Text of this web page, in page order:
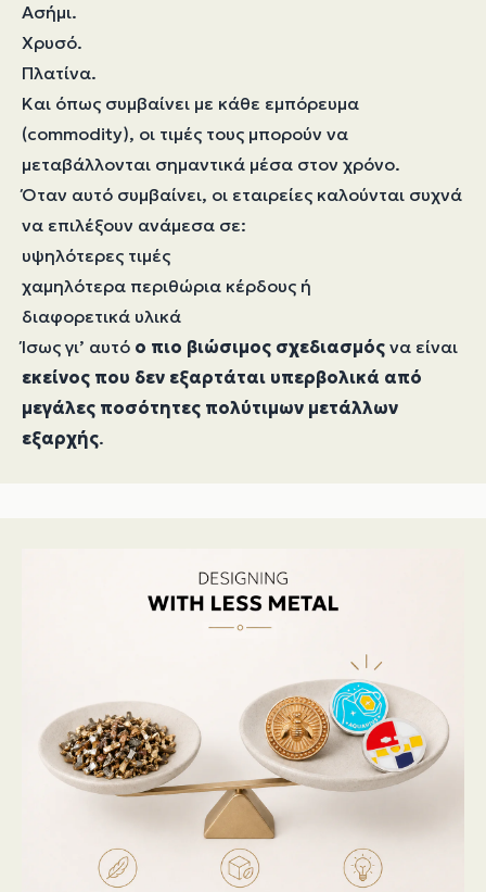
Ασήμι.
Χρυσό.
Πλατίνα.
Και όπως συμβαίνει με κάθε εμπόρευμα
(commodity), οι τιμές τους μπορούν να
μεταβάλλονται σημαντικά μέσα στον χρόνο.
Όταν αυτό συμβαίνει, οι εταιρείες καλούνται συχνά
να επιλέξουν ανάμεσα σε:
υψηλότερες τιμές
χαμηλότερα περιθώρια κέρδους ή
διαφορετικά υλικά
Ίσως γι’ αυτό ο πιο βιώσιμος σχεδιασμός να είναι
εκείνος που δεν εξαρτάται υπερβολικά από
μεγάλες ποσότητες πολύτιμων μετάλλων
εξαρχής.